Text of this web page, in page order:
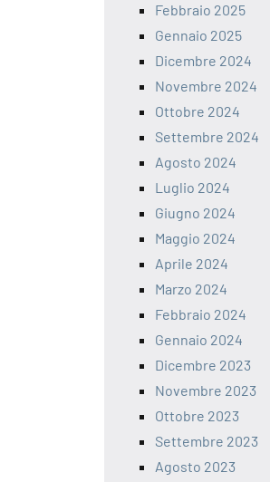
Febbraio 2025
Gennaio 2025
Dicembre 2024
Novembre 2024
Ottobre 2024
Settembre 2024
Agosto 2024
Luglio 2024
Giugno 2024
Maggio 2024
Aprile 2024
Marzo 2024
Febbraio 2024
Gennaio 2024
Dicembre 2023
Novembre 2023
Ottobre 2023
Settembre 2023
Agosto 2023